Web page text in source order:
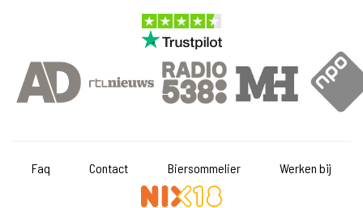
Faq Contact Biersommelier Werken bij